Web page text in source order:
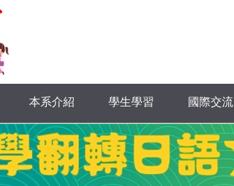
本系介紹 學生學習 國際交流